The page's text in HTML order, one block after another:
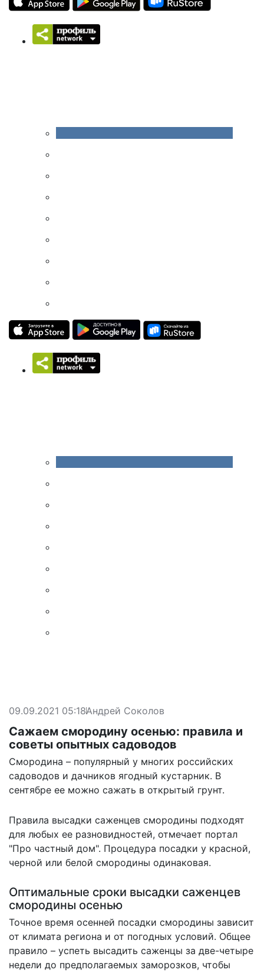
09.09.2021 05:18Андрей Соколов
Сажаем смородину осенью: правила и
советы опытных садоводов
Смородина – популярный у многих российских
садоводов и дачников ягодный кустарник. В
сентябре ее можно сажать в открытый грунт.
Правила высадки саженцев смородины подходят
для любых ее разновидностей, отмечает портал
"Про частный дом". Процедура посадки у красной,
черной или белой смородины одинаковая.
Оптимальные сроки высадки саженцев
смородины осенью
Точное время осенней посадки смородины зависит
от климата региона и от погодных условий. Общее
правило – успеть высадить саженцы за две-четыре
недели до предполагаемых заморозков, чтобы